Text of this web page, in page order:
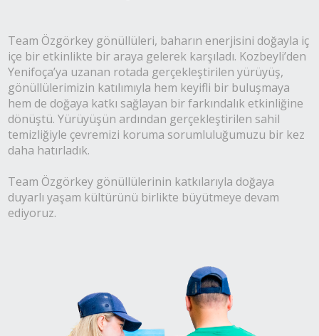
Team Özgörkey gönüllüleri, baharın enerjisini doğayla iç
içe bir etkinlikte bir araya gelerek karşıladı. Kozbeyli’den
Yenifoça’ya uzanan rotada gerçekleştirilen yürüyüş,
gönüllülerimizin katılımıyla hem keyifli bir buluşmaya
hem de doğaya katkı sağlayan bir farkındalık etkinliğine
dönüştü. Yürüyüşün ardından gerçekleştirilen sahil
temizliğiyle çevremizi koruma sorumluluğumuzu bir kez
daha hatırladık.
Team Özgörkey gönüllülerinin katkılarıyla doğaya
duyarlı yaşam kültürünü birlikte büyütmeye devam
ediyoruz.